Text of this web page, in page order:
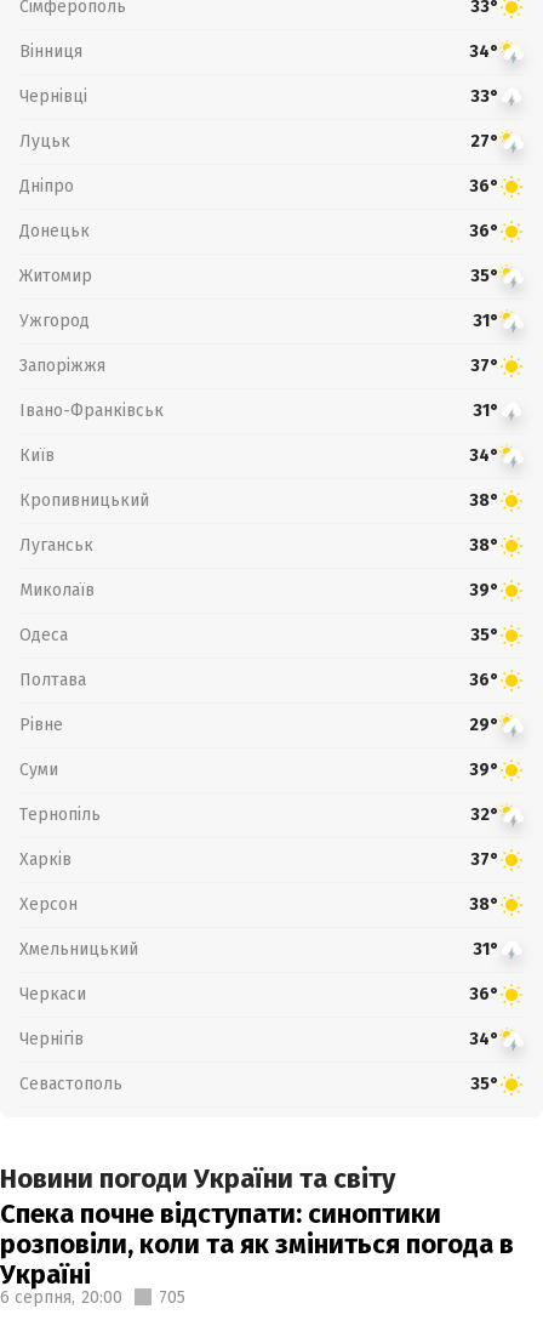
Сімферополь 33°
Вінниця 34°
Чернівці 33°
Луцьк 27°
Дніпро 36°
Донецьк 36°
Житомир 35°
Ужгород 31°
Запоріжжя 37°
Івано-Франківськ 31°
Київ 34°
Кропивницький 38°
Луганськ 38°
Миколаїв 39°
Одеса 35°
Полтава 36°
Рівне 29°
Суми 39°
Тернопіль 32°
Харків 37°
Херсон 38°
Хмельницький 31°
Черкаси 36°
Чернігів 34°
Севастополь 35°
Новини погоди України та світу
Спека почне відступати: синоптики
розповіли, коли та як зміниться погода в
Україні
6 серпня, 20:00 705